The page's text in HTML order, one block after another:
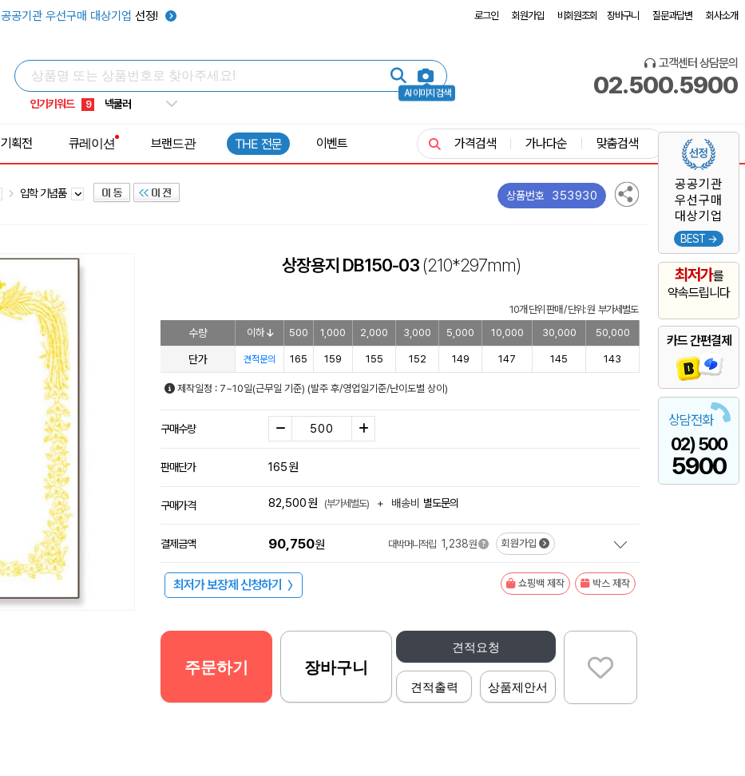
공공기관 우선구매 대상기업 선정! 로그인 회원가입 비회원조회 장바구니 질문과답변 회사소개
AI 이미지 검색
인기키워드
6 우산
9 넥쿨러
10 타포린가방
고객센터 상담문의
02.500.5900
공공기관
우선구매
대상기업
BEST →
최저가를
약속드립니다
카드 간편결제
상담전화
02) 500
5900
기획전 큐레이션 브랜드관 THE 전문 이벤트 가격검색 가나다순 맞춤검색
입학 기념품 상품번호 353930
상장용지 DB150-03(210*297mm)
10개 단위 판매 / 단위: 원 부가세별도
수량 이하 500 1,000 2,000 3,000 5,000 10,000 30,000 50,000
단가 견적문의 165 159 155 152 149 147 145 143
제작일정 : 7~10일(근무일 기준) (발주 후/영업일기준/난이도별 상이)
구매수량
판매단가 165원
구매가격 82,500원 (부가세별도) + 배송비 별도문의
결제금액 90,750원 대박머니적립 1,238원 회원가입
최저가 보장제 신청하기 〉 쇼핑백 제작 박스 제작
견적요청
견적출력 상품제안서
주문하기 장바구니